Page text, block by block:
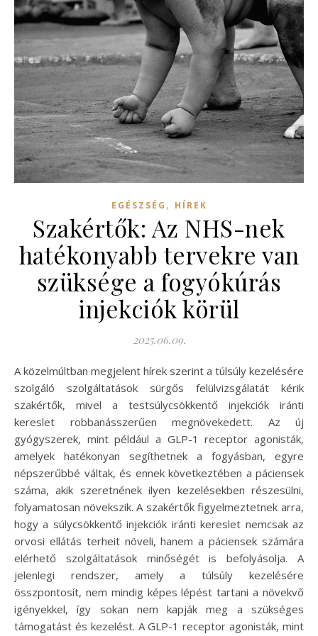
EGÉSZSÉG , HÍREK
Szakértők: Az NHS-nek
hatékonyabb tervekre van
szüksége a fogyókúrás
injekciók körül
2025.06.09.
A közelmúltban megjelent hírek szerint a túlsúly kezelésére
szolgáló szolgáltatások sürgős felülvizsgálatát kérik
szakértők, mivel a testsúlycsökkentő injekciók iránti
kereslet robbanásszerűen megnövekedett. Az új
gyógyszerek, mint például a GLP-1 receptor agonisták,
amelyek hatékonyan segíthetnek a fogyásban, egyre
népszerűbbé váltak, és ennek következtében a páciensek
száma, akik szeretnének ilyen kezelésekben részesülni,
folyamatosan növekszik. A szakértők figyelmeztetnek arra,
hogy a súlycsökkentő injekciók iránti kereslet nemcsak az
orvosi ellátás terheit növeli, hanem a páciensek számára
elérhető szolgáltatások minőségét is befolyásolja. A
jelenlegi rendszer, amely a túlsúly kezelésére
összpontosít, nem mindig képes lépést tartani a növekvő
igényekkel, így sokan nem kapják meg a szükséges
támogatást és kezelést. A GLP-1 receptor agonisták, mint